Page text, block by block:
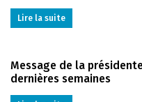
Lire la suite
Message de la
dernières semaines